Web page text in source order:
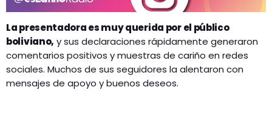
La presentadora es muy querida por el público
boliviano, y sus declaraciones rápidamente generaron
comentarios positivos y muestras de cariño en redes
sociales. Muchos de sus seguidores la alentaron con
mensajes de apoyo y buenos deseos.